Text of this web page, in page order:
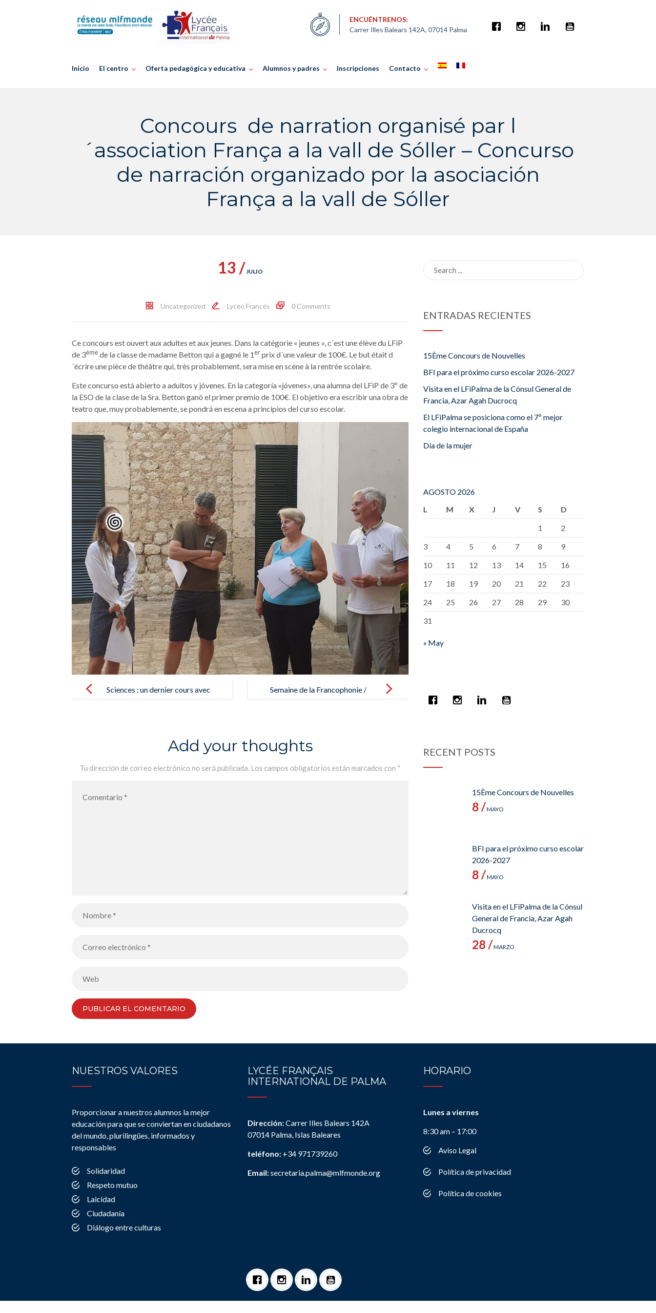
ENCUÉNTRENOS:
Carrer Illes Balears 142A, 07014 Palma
Inicio El centro Oferta pedagógica y educativa Alumnos y padres Inscripciones Contacto
Concours de narration organisé par l
´association França a la vall de Sóller – Concurso
de narración organizado por la asociación
França a la vall de Sóller
13 /JULIO
Uncategorized Lyceo Francés 0 Comments
Ce concours est ouvert aux adultes et aux jeunes. Dans la catégorie « jeunes », c´est une élève du LFiP
de 3èmede la classe de madame Betton qui a gagné le 1erprix d´une valeur de 100€. Le but était d
´écrire une pièce de théâtre qui, très probablement, sera mise en scène à la rentrée scolaire.
Este concurso está abierto a adultos y jóvenes. En la categoría «jóvenes», una alumna del LFiP de 3º de
la ESO de la clase de la Sra. Betton ganó el primer premio de 100€. El objetivo era escribir una obra de
teatro que, muy probablemente, se pondrá en escena a principios del curso escolar.
navigation Sciences : un dernier cours avec
Semaine de la Francophonie /
Add your thoughts
Tu dirección de correo electrónico no será publicada. Los campos obligatorios están marcados con *
ENTRADAS RECIENTES
15Ème Concours de Nouvelles
BFI para el próximo curso escolar 2026-2027
Visita en el LFiPalma de la Cónsul General de
Francia, Azar Agah Ducrocq
El LFiPalma se posiciona como el 7º mejor
colegio internacional de España
Día de la mujer
AGOSTO 2026
L
M X J V S
D
1
2
3
4 5 6 7 8
9
10
11 12 13 14 15
16
17
18 19 20 21 22
23
24
25 26 27 28 29
30
31
« May
RECENT POSTS
15Ème Concours de Nouvelles
8 /MAYO
BFI para el próximo curso escolar
2026-2027
8 /MAYO
Visita en el LFiPalma de la Cónsul
General de Francia, Azar Agah
Ducrocq
28 /MARZO
NUESTROS VALORES
Proporcionar a nuestros alumnos la mejor
educación para que se conviertan en ciudadanos
del mundo, plurilingües, informados y
responsables
Solidaridad
Respeto mutuo
Laicidad
Ciudadanía
Diálogo entre culturas
LYCÉE FRANÇAIS
INTERNATIONAL DE PALMA
Dirección:Carrer Illes Balears 142A
07014 Palma, Islas Baleares
teléfono: +34 971739260
Email:secretaria.palma@mlfmonde.org
HORARIO
Lunes a viernes
8:30 am – 17:00
Aviso Legal
Política de privacidad
Política de cookies